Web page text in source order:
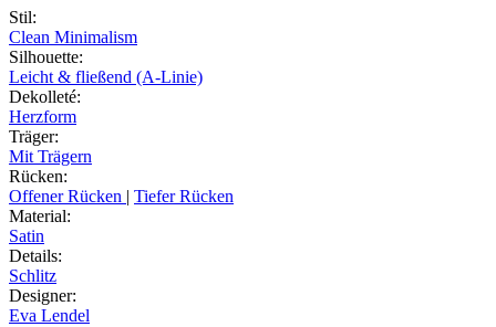
Stil:
Clean Minimalism
Silhouette:
Leicht & fließend (A-Linie)
Dekolleté:
Herzform
Träger:
Mit Trägern
Rücken:
Offener Rücken | Tiefer Rücken
Material:
Satin
Details:
Schlitz
Designer:
Eva Lendel